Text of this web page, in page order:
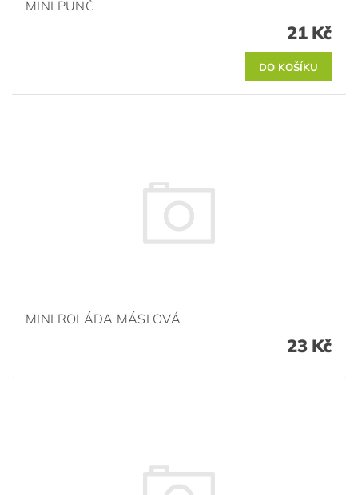
MINI PUNČ
21 Kč
MINI ROLÁDA MÁSLOVÁ
23 Kč